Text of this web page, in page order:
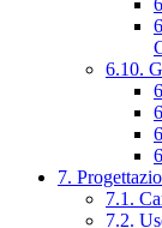
6.10.
7.
7.1.
7.2.